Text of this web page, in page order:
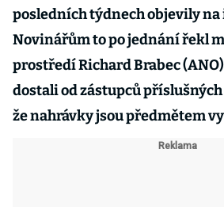
posledních týdnech objevily
Novinářům to po jednání řekl
prostředí Richard Brabec
dostali od zástupců
že nahrávky jsou předmětem